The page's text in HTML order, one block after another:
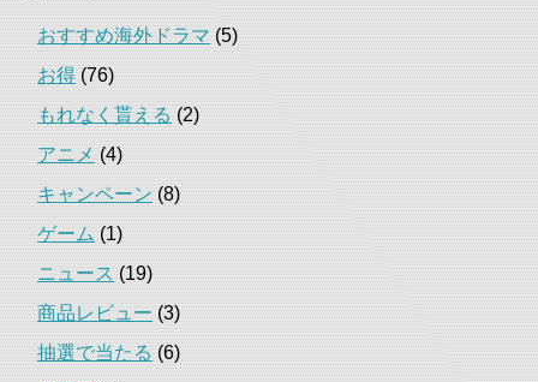
おすすめ海外ドラマ (5)
お得 (76)
もれなく貰える (2)
アニメ (4)
キャンペーン (8)
ゲーム (1)
ニュース (19)
商品レビュー (3)
抽選で当たる (6)